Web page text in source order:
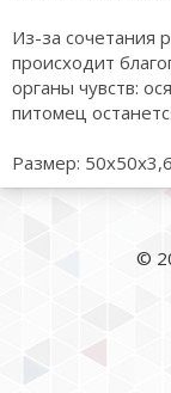
Из-за сочетания
происходит
органы чувств:
питомец
Размер:
©